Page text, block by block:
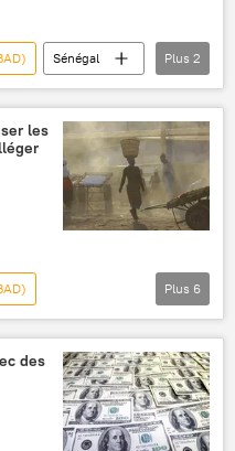
Sénégal
Plus 2
les
fermiers
Plus 6
des